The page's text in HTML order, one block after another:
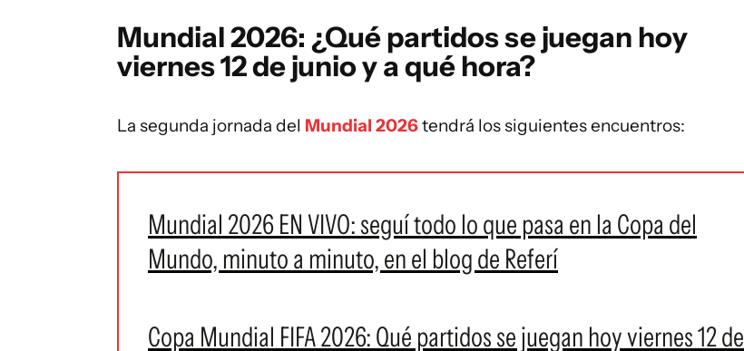
Mundial 2026: ¿Qué partidos se juegan hoy
viernes 12 de junio y a qué hora?
La segunda jornada del Mundial 2026tendrá los siguientes encuentros:
Mundial 2026 EN VIVO: seguí todo lo que pasa en la Copa del
Mundo, minuto a minuto, en el blog de Referí
Copa Mundial FIFA 2026: Qué partidos se juegan hoy viernes 12 de